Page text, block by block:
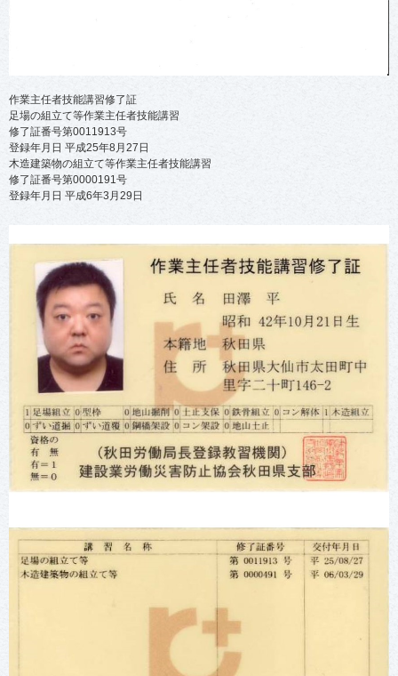
作業主任者技能講習修了証
足場の組立て等作業主任者技能講習
修了証番号第0011913号
登録年月日 平成25年8月27日
木造建築物の組立て等作業主任者技能講習
修了証番号第0000191号
登録年月日 平成6年3月29日